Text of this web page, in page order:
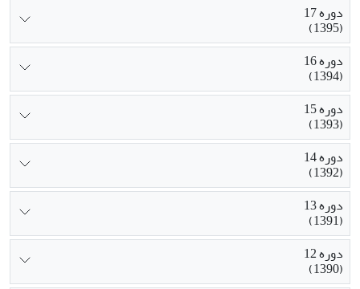
دوره 17
(1395)
دوره 16
(1394)
دوره 15
(1393)
دوره 14
(1392)
دوره 13
(1391)
دوره 12
(1390)